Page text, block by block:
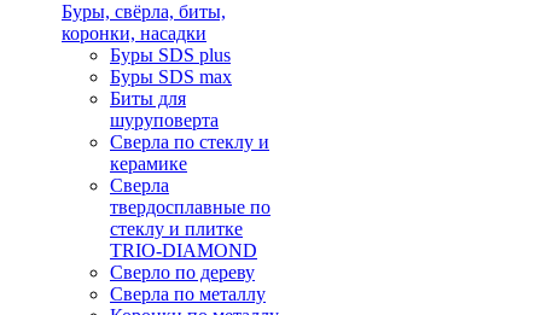
Буры, свёрла, биты,
коронки, насадки
Буры SDS plus
Буры SDS max
Биты для
шуруповерта
Сверла по стеклу и
керамике
Сверла
твердосплавные по
стеклу и плитке
TRIO-DIAMOND
Сверло по дереву
Сверла по металлу